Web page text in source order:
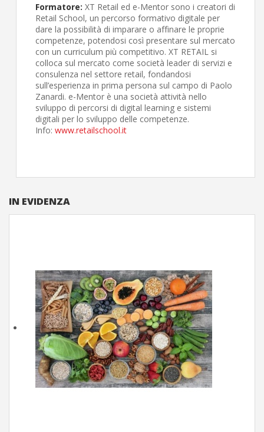
IN EVIDENZA
Formatore: XT Retail ed e-Mentor sono i creatori di
Retail School, un percorso formativo digitale per
dare la possibilità di imparare o affinare le proprie
competenze, potendosi così presentare sul mercato
con un curriculum più competitivo. XT RETAIL si
colloca sul mercato come società leader di servizi e
consulenza nel settore retail, fondandosi
sull’esperienza in prima persona sul campo di Paolo
Zanardi. e-Mentor è una società attività nello
sviluppo di percorsi di digital learning e sistemi
digitali per lo sviluppo delle competenze.
Info: www.retailschool.it